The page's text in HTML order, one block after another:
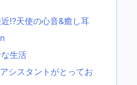
!?天使の心音&癒し耳
生活
シスタントがとってお